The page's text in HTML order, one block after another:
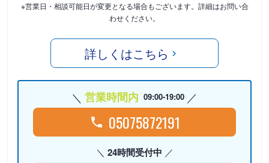
※営業日・相談可能日が変更となる場合もございます。詳細はお問い合
わせください。
詳しくはこちら
営業時間内 09:00-19:00
05075872191
24時間受付中